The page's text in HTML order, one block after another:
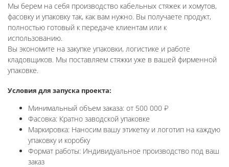
Мы берем на себя производство кабельных стяжек и хомутов,
фасовку и упаковку так, как вам нужно. Вы получаете продукт,
полностью готовый к передаче клиентам или к
использованию.
Вы экономите на закупке упаковки, логистике и работе
кладовщиков. Мы поставляем стяжки уже в вашей фирменной
упаковке.
Условия для запуска проекта:
Минимальный объем заказа: от 500 000 ₽
Фасовка: Кратно заводской упаковке
Маркировка: Наносим вашу этикетку и логотип на каждую
упаковку и коробку
Формат работы: Индивидуальное производство под ваш
заказ